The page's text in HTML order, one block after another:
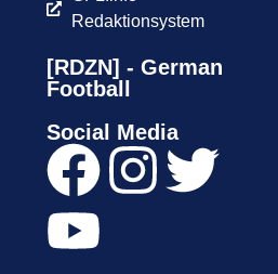
Redaktionsystem
[RDZN] - German
Football
Social Media